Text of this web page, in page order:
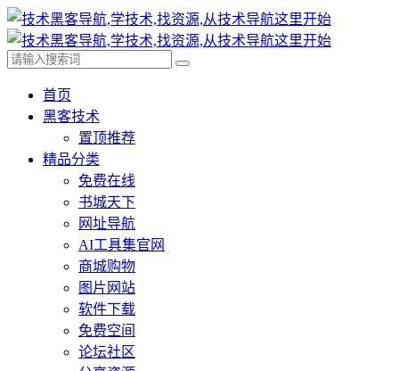
首页
黑客技术
置顶推荐
精品分类
免费在线
书城天下
网址导航
AI工具集官网
商城购物
图片网站
软件下载
免费空间
论坛社区